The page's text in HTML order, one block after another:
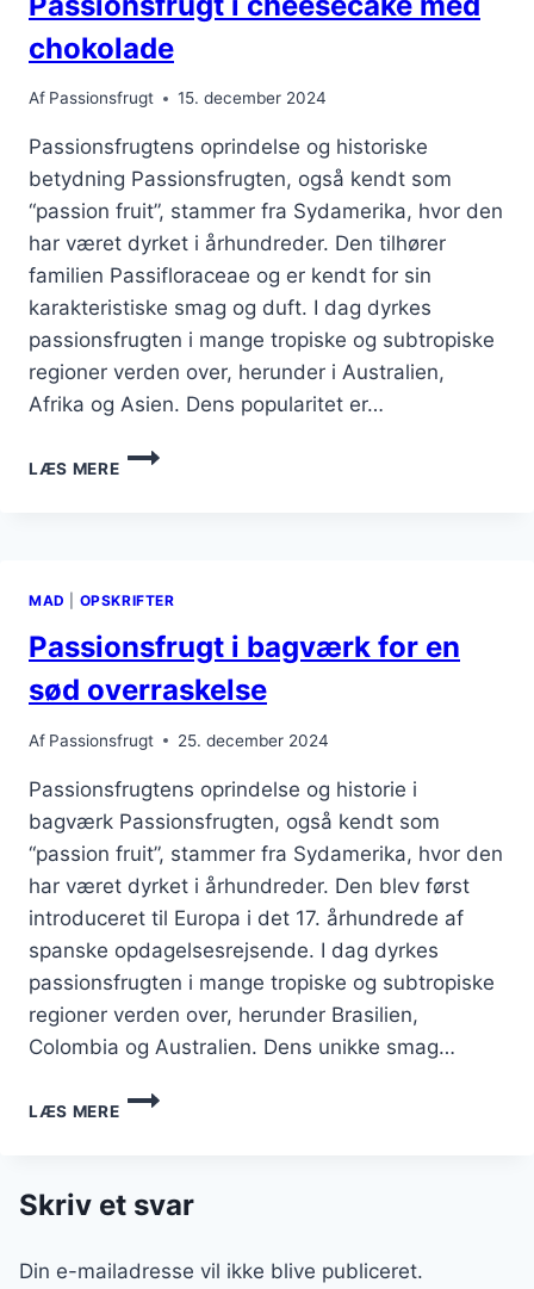
chokolade
Af Passionsfrugt 15. december 2024
Passionsfrugtens oprindelse og historiske
betydning Passionsfrugten, også kendt som
“passion fruit”, stammer fra Sydamerika, hvor den
har været dyrket i århundreder. Den tilhører
familien Passifloraceae og er kendt for sin
karakteristiske smag og duft. I dag dyrkes
passionsfrugten i mange tropiske og subtropiske
regioner verden over, herunder i Australien,
Afrika og Asien. Dens popularitet er…
LÆS MERE
PASSIONSFRUGT
I
MAD OPSKRIFTER
Passionsfrugt i bagværk for en
sød overraskelse
Af Passionsfrugt 25. december 2024
Passionsfrugtens oprindelse og historie i
bagværk Passionsfrugten, også kendt som
“passion fruit”, stammer fra Sydamerika, hvor den
har været dyrket i århundreder. Den blev først
introduceret til Europa i det 17. århundrede af
spanske opdagelsesrejsende. I dag dyrkes
passionsfrugten i mange tropiske og subtropiske
regioner verden over, herunder Brasilien,
Colombia og Australien. Dens unikke smag…
LÆS MERE
PASSIONSFRUGT
I
EN
SØD
Skriv et svar
Din e-mailadresse vil ikke blive publiceret.